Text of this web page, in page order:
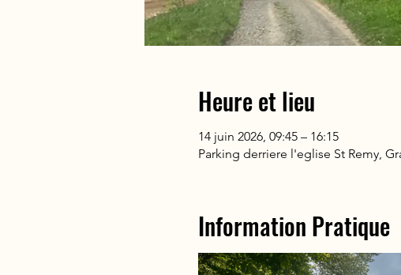
Heure et lieu
14 juin 2026, 09:45 – 16:15
Parking derriere l'eglise St Remy,
Information Pratique